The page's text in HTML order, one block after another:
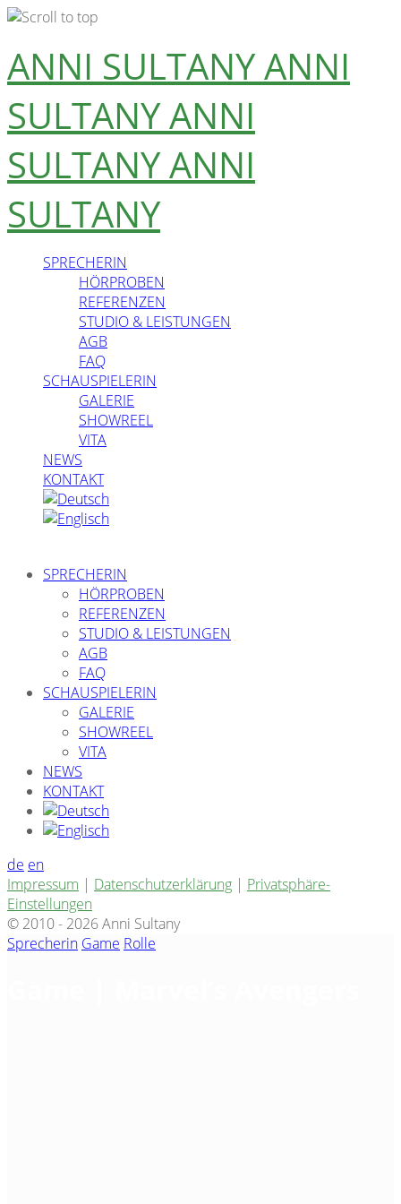
Skip
to
content
ANNI SULTANYANNI
SULTANYANNI
SULTANYANNI
SULTANY
SPRECHERIN
HÖRPROBEN
REFERENZEN
STUDIO & LEISTUNGEN
AGB
FAQ
SCHAUSPIELERIN
GALERIE
SHOWREEL
VITA
NEWS
KONTAKT
SPRECHERIN
HÖRPROBEN
REFERENZEN
STUDIO & LEISTUNGEN
AGB
FAQ
SCHAUSPIELERIN
GALERIE
SHOWREEL
VITA
NEWS
KONTAKT
de en
Impressum | Datenschutzerklärung | Privatsphäre-
Einstellungen
© 2010 - 2026 Anni Sultany
Sprecherin Game Rolle